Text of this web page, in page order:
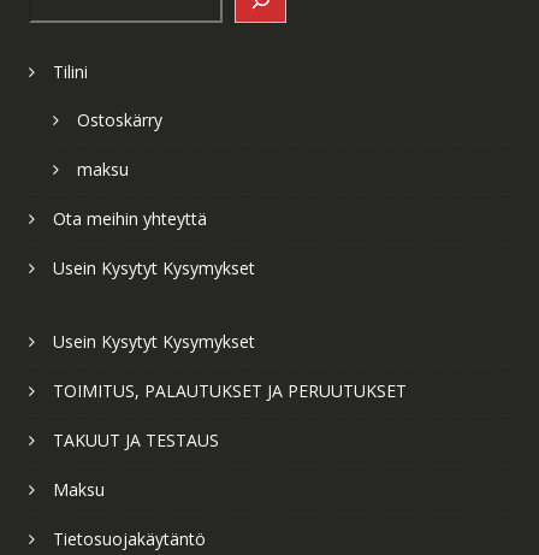
Tilini
Ostoskärry
maksu
Ota meihin yhteyttä
Usein Kysytyt Kysymykset
Usein Kysytyt Kysymykset
TOIMITUS, PALAUTUKSET JA PERUUTUKSET
TAKUUT JA TESTAUS
Maksu
Tietosuojakäytäntö